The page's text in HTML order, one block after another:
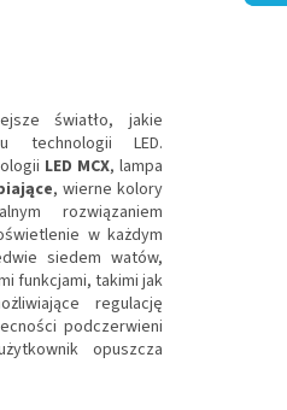
światło, jakie
technologii LED.
LED MCX, lampa
, wierne kolory
rozwiązaniem
w każdym
siedem watów,
funkcjami, takimi jak
regulację
podczerwieni
opuszcza